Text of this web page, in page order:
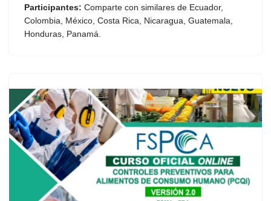
Participantes: Comparte con similares de Ecuador,
Colombia, México, Costa Rica, Nicaragua, Guatemala,
Honduras, Panamá.